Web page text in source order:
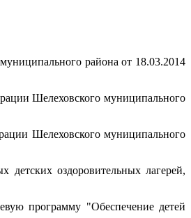
района от 18.03.2014
Шелеховского муниципального
Шелеховского муниципального
оздоровительных лагерей,
программу "Обеспечение детей